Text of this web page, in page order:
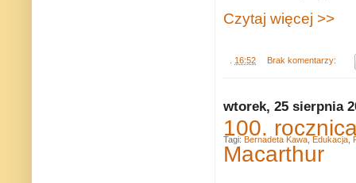
Czytaj więcej >>
16:52 Brak komentarzy:
wtorek, 25 sierpnia
100.
Macarthur
Tagi: Bernadeta Kawa Edukacja